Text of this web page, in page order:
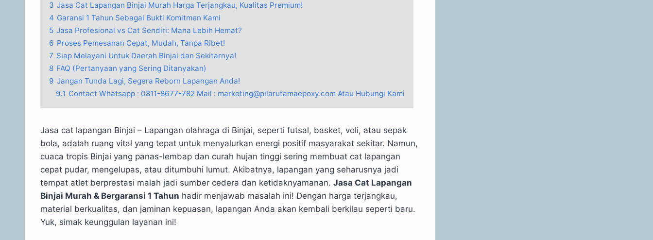
3 Jasa Cat Lapangan Binjai Murah Harga Terjangkau, Kualitas Premium!
4 Garansi 1 Tahun Sebagai Bukti Komitmen Kami
5 Jasa Profesional vs Cat Sendiri: Mana Lebih Hemat?
6 Proses Pemesanan Cepat, Mudah, Tanpa Ribet!
7 Siap Melayani Untuk Daerah Binjai dan Sekitarnya!
8 FAQ (Pertanyaan yang Sering Ditanyakan)
9 Jangan Tunda Lagi, Segera Reborn Lapangan Anda!
9.1 Contact Whatsapp : 0811-8677-782 Mail : marketing@pilarutamaepoxy.com Atau Hubungi Kami
Jasa cat lapangan Binjai – Lapangan olahraga di Binjai, seperti futsal, basket, voli, atau sepak
bola, adalah ruang vital yang tepat untuk menyalurkan energi positif masyarakat sekitar. Namun,
cuaca tropis Binjai yang panas-lembap dan curah hujan tinggi sering membuat cat lapangan
cepat pudar, mengelupas, atau ditumbuhi lumut. Akibatnya, lapangan yang seharusnya jadi
tempat atlet berprestasi malah jadi sumber cedera dan ketidaknyamanan. Jasa Cat Lapangan
Binjai Murah & Bergaransi 1 Tahun hadir menjawab masalah ini! Dengan harga terjangkau,
material berkualitas, dan jaminan kepuasan, lapangan Anda akan kembali berkilau seperti baru.
Yuk, simak keunggulan layanan ini!